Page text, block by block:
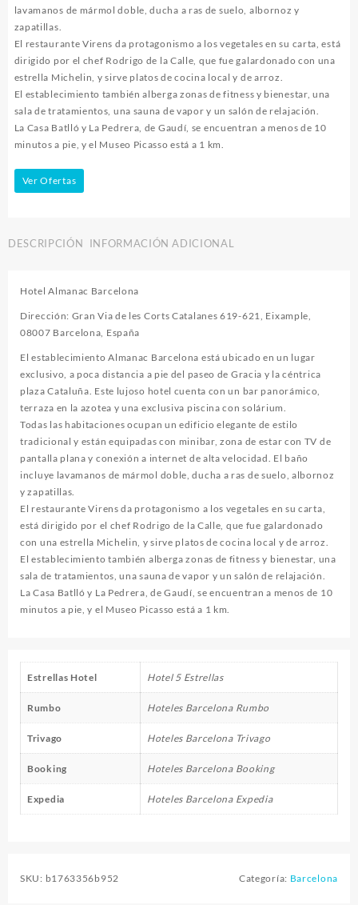
lavamanos de mármol doble, ducha a ras de suelo, albornoz y
zapatillas.
El restaurante Virens da protagonismo a los vegetales en su carta, está
dirigido por el chef Rodrigo de la Calle, que fue galardonado con una
estrella Michelin, y sirve platos de cocina local y de arroz.
El establecimiento también alberga zonas de fitness y bienestar, una
sala de tratamientos, una sauna de vapor y un salón de relajación.
La Casa Batlló y La Pedrera, de Gaudí, se encuentran a menos de 10
minutos a pie, y el Museo Picasso está a 1 km.
Ver Ofertas
DESCRIPCIÓN INFORMACIÓN ADICIONAL
Hotel Almanac Barcelona
Dirección: Gran Via de les Corts Catalanes 619-621, Eixample,
08007 Barcelona, España
El establecimiento Almanac Barcelona está ubicado en un lugar
exclusivo, a poca distancia a pie del paseo de Gracia y la céntrica
plaza Cataluña. Este lujoso hotel cuenta con un bar panorámico,
terraza en la azotea y una exclusiva piscina con solárium.
Todas las habitaciones ocupan un edificio elegante de estilo
tradicional y están equipadas con minibar, zona de estar con TV de
pantalla plana y conexión a internet de alta velocidad. El baño
incluye lavamanos de mármol doble, ducha a ras de suelo, albornoz
y zapatillas.
El restaurante Virens da protagonismo a los vegetales en su carta,
está dirigido por el chef Rodrigo de la Calle, que fue galardonado
con una estrella Michelin, y sirve platos de cocina local y de arroz.
El establecimiento también alberga zonas de fitness y bienestar, una
sala de tratamientos, una sauna de vapor y un salón de relajación.
La Casa Batlló y La Pedrera, de Gaudí, se encuentran a menos de 10
minutos a pie, y el Museo Picasso está a 1 km.
Estrellas Hotel Hotel 5 Estrellas
Rumbo Hoteles Barcelona Rumbo
Trivago Hoteles Barcelona Trivago
Booking Hoteles Barcelona Booking
Expedia Hoteles Barcelona Expedia
SKU: b1763356b952 Categoría: Barcelona